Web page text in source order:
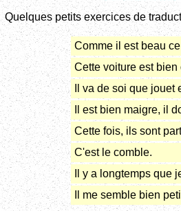
Quelques petits exercices de
Comme il est beau
Cette voiture est bien
Il va de soi que jouet
Il est bien maigre, il
Cette fois, ils sont
C'est le comble.
Il y a longtemps que
Il me semble bien